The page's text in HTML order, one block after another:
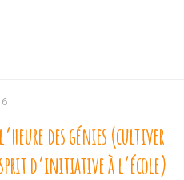
des génies (cultiver
d’initiative à l’école)